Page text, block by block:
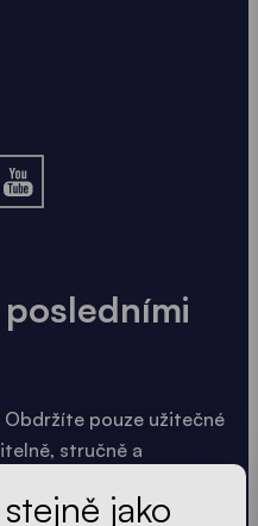
posledními
Obdržíte pouze užitečné
stručně a
jako